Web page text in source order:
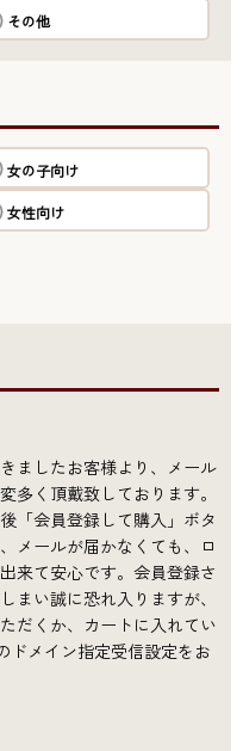
その他
女の子向け
女性向け
ましたお客様より、メール
多く頂戴致しております。
「会員登録して購入」ボタ
メールが届かなくても、ロ
来て安心です。会員登録さ
まい誠に恐れ入りますが、
だくか、カートに入れてい
ドメイン指定受信設定をお